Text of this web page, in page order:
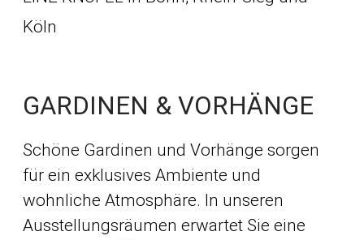
GARDINEN & VORHÄNGE
Schöne Gardinen und Vorhänge sorgen
für ein exklusives Ambiente und
wohnliche Atmosphäre. In unseren
Ausstellungsräumen erwartet Sie eine